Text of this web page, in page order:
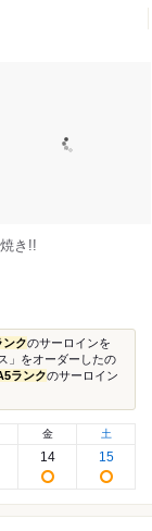
き!!
ンクのサーロインを
」をオーダーしたの
ランクのサーロイン
金
14
土
15